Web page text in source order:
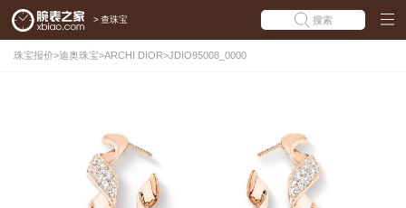
> 查珠宝 搜索
珠宝报价>迪奥珠宝>ARCHI DIOR>JDIO95008_0000